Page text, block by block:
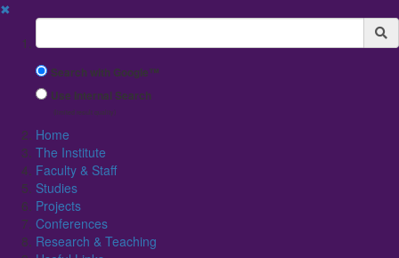
✖
Suchbegriff
Search with Google™
Use Internal Search
(limited result quality)
Home
The Institute
Faculty & Staff
Studies
Projects
Conferences
Research & Teaching